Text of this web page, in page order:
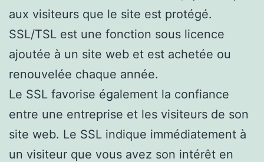
aux visiteurs que le site est protégé.
SSL/TSL est une fonction sous licence
ajoutée à un site web et est achetée ou
renouvelée chaque année.
Le SSL favorise également la confiance
entre une entreprise et les visiteurs de son
site web. Le SSL indique immédiatement à
un visiteur que vous avez son intérêt en